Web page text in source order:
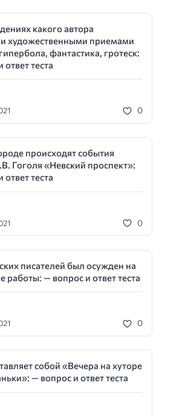
какого автора
художественными приемами
фантастика, гротеск:
теста
0
происходят события
Гоголя «Невский проспект»:
теста
0
писателей был осужден на
работы: — вопрос и ответ теста
0
собой «Вечера на хуторе
— вопрос и ответ теста